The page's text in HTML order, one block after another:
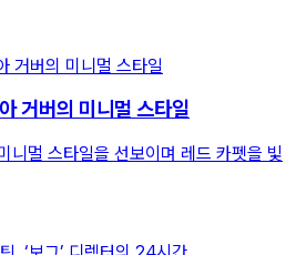
거버의 미니멀 스타일
니멀 스타일을 선보이며 레드 카펫을 빛